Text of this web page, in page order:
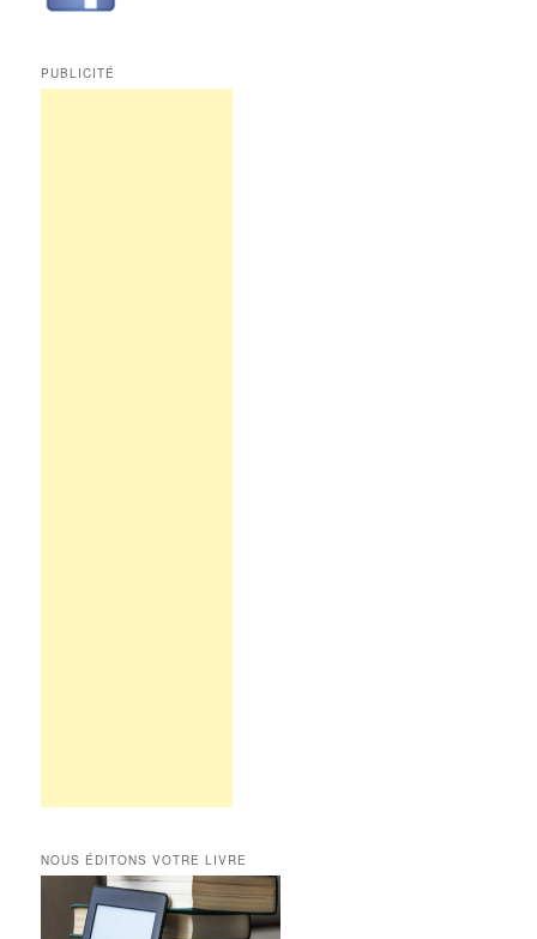
PUBLICITÉ
NOUS ÉDITONS VOTRE LIVRE